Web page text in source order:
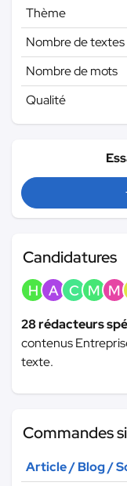
Thème
Nombre de textes
Nombre de mots
Qualité
Candidatures
H A C M M
28 rédacteurs
contenus
texte.
Commandes
Article / Blog /